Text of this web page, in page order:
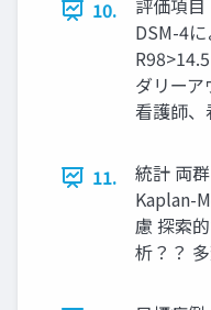
10.
評価項
DSM-4
ダリー
看護師
11.
統計 両
Kaplan-
慮 探索
析？？